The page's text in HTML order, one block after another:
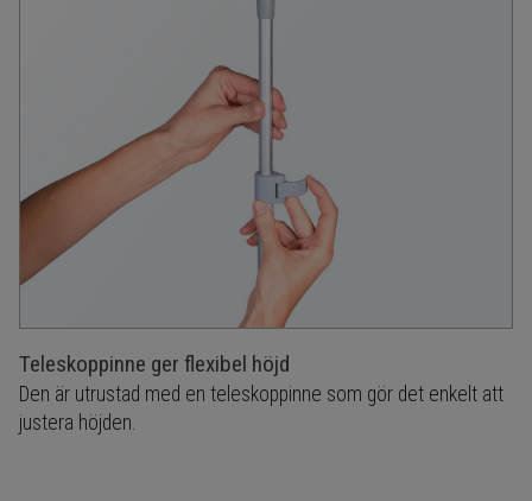
Teleskoppinne ger flexibel höjd
Den är utrustad med en teleskoppinne som gör det enkelt att
justera höjden.